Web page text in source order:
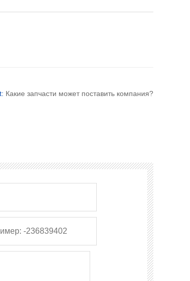
Какие запчасти может поставить компания?